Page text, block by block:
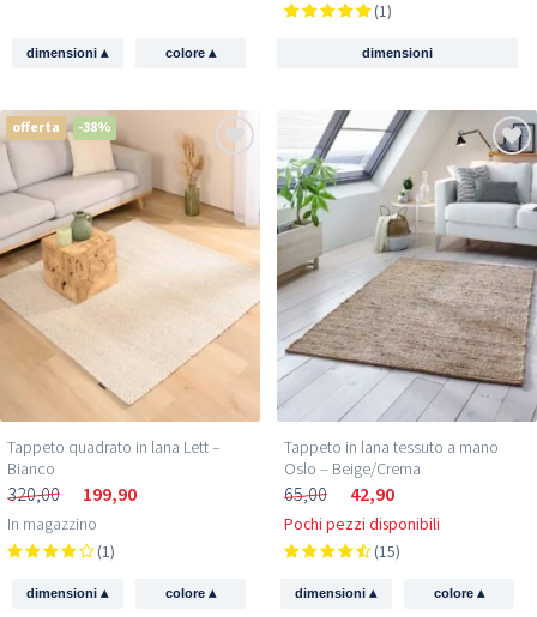
dimensioni▴ colore ▴
(1)
dimensioni
offerta -38%
Tappeto quadrato in lana Lett –
Bianco
320,00 199,90
In magazzino
(1)
dimensioni▴ colore ▴
Tappeto in lana tessuto a mano
Oslo – Beige/Crema
65,00 42,90
Pochi pezzi disponibili
(15)
dimensioni▴ colore ▴